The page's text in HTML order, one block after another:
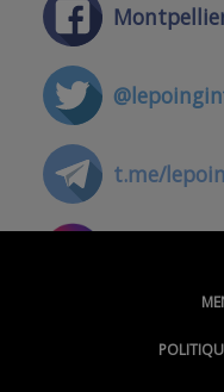
t.me/